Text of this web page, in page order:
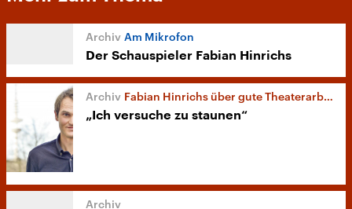
Am Mikrofon
Der Schauspieler Fabian Hinrichs
Fabian Hinrichs über gute Theaterarbeit
„Ich versuche zu staunen“